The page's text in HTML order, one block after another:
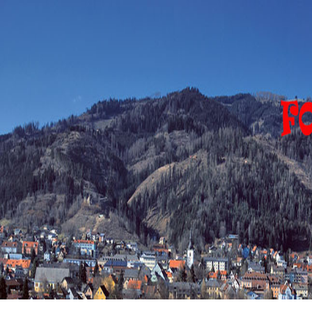
Eventfotograph-
sirgerhard